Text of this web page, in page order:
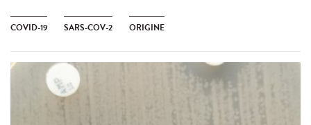
COVID-19 SARS-COV-2 ORIGINE